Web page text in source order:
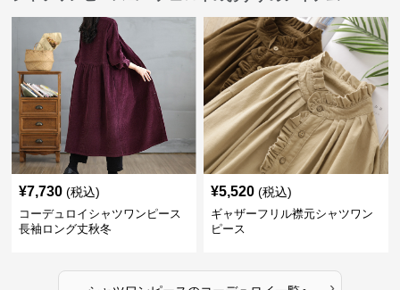
¥7,730 (税込)
コーデュロイシャツワンピース
長袖ロング丈秋冬
¥5,520 (税込)
ギャザーフリル襟元シャツワン
ピース